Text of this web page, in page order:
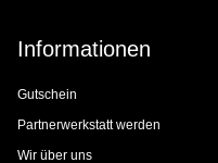
Informationen
Gutschein
Partnerwerkstatt werden
Wir über uns